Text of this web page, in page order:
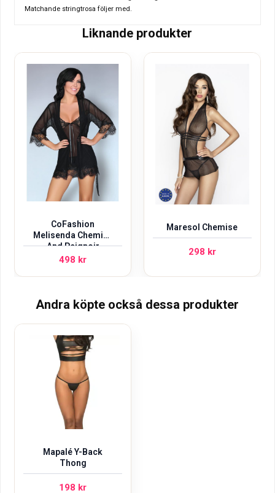
Matchande stringtrosa följer med.
Liknande produkter
CoFashion
Melisenda Chemise
And Peignoir
498 kr
Maresol Chemise
298 kr
Andra köpte också dessa produkter
Mapalé Y-Back
Thong
198 kr